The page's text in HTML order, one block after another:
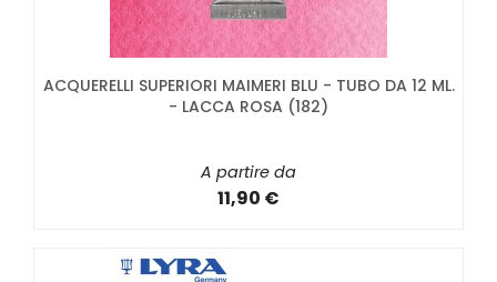
ACQUERELLI SUPERIORI MAIMERI BLU - TUBO DA 12 ML.
- LACCA ROSA (182)
A partire da
11,90 €